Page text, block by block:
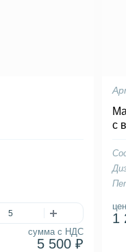
сумма с НДС
5 500 ₽
с
1